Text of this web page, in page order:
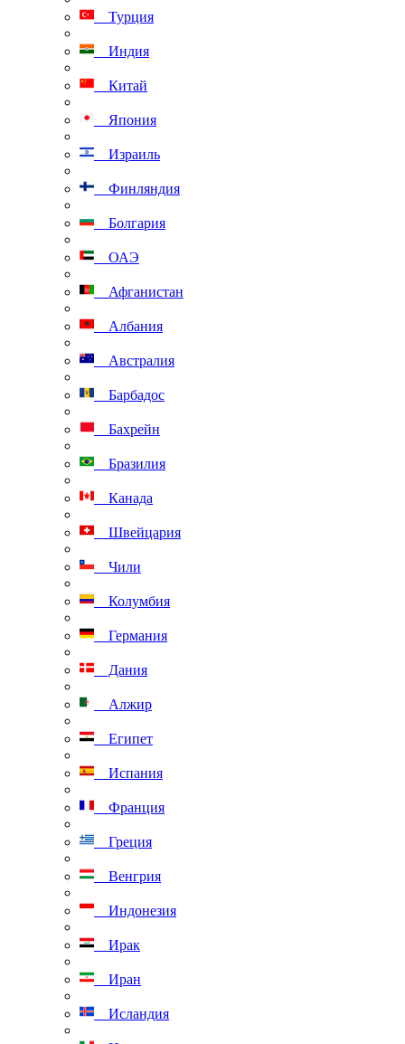
Турция
Индия
Китай
Япония
Израиль
Финляндия
Болгария
ОАЭ
Афганистан
Албания
Австралия
Барбадос
Бахрейн
Бразилия
Канада
Швейцария
Чили
Колумбия
Германия
Дания
Алжир
Египет
Испания
Франция
Греция
Венгрия
Индонезия
Ирак
Иран
Исландия